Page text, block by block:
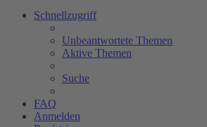
Schnellzugriff
Unbeantwortete Themen
Aktive Themen
Suche
FAQ
Anmelden